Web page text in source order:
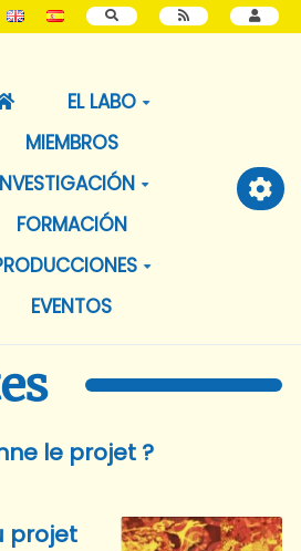
BUSCAR
EL LABO
MIEMBROS
FORMACIÓN
EVENTOS
le projet ?
projet